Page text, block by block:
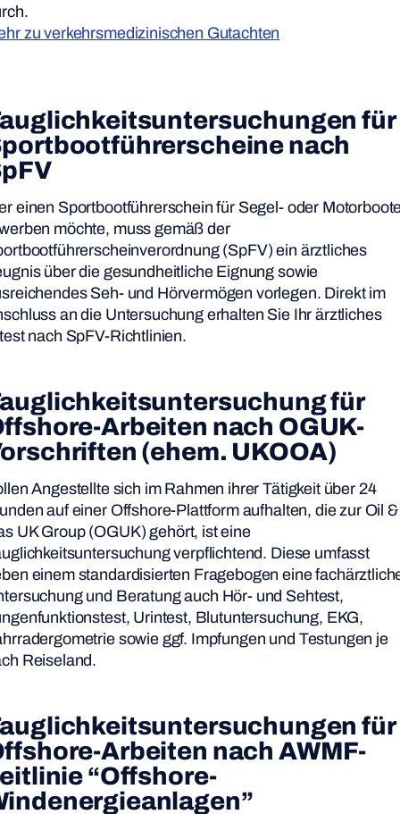
zu verkehrsmedizinischen Gutachten
für
nach
einen Sportbootführerschein für Segel- oder
möchte, muss gemäß der
(SpFV) ein ärztliches
über die gesundheitliche Eignung sowie
Seh- und Hörvermögen vorlegen. Direkt im
an die Untersuchung erhalten Sie Ihr ärztliches
nach SpFV-Richtlinien.
für
Arbeiten nach OGUK-
(ehem. UKOOA)
Angestellte sich im Rahmen ihrer Tätigkeit über 24
auf einer Offshore-Plattform aufhalten, die zur Oil &
UK Group (OGUK) gehört, ist eine
verpflichtend. Diese umfasst
einem standardisierten Fragebogen eine
und Beratung auch Hör- und Sehtest,
Urintest, Blutuntersuchung, EKG,
sowie ggf. Impfungen und Testungen je
Reiseland.
für
Arbeiten nach AWMF-
“Offshore-